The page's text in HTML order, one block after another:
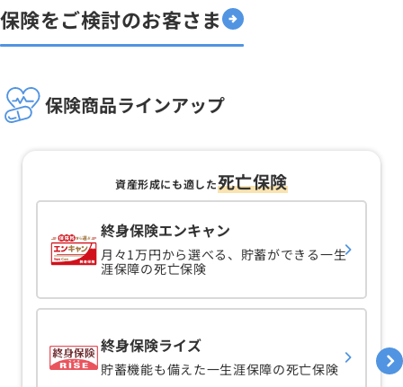
保険をご検討のお客さま
保険商品ラインアップ
資産形成にも適した死亡保険
終身保険エンキャン
月々1万円から選べる、貯蓄ができる一生
涯保障の死亡保険
終身保険ライズ
貯蓄機能も備えた一生涯保障の死亡保険